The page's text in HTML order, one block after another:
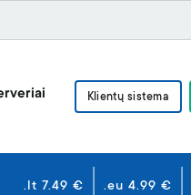
Klientų sistema
.lt 7.49 € .eu 4.99 €